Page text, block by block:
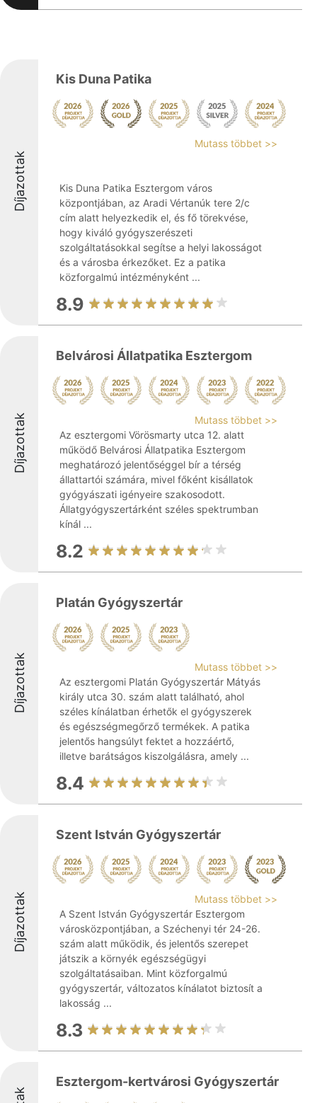
Díjazottak
Kis Duna Patika
Mutass többet >>
Kis Duna Patika Esztergom város
központjában, az Aradi Vértanúk tere 2/c
cím alatt helyezkedik el, és fő törekvése,
hogy kiváló gyógyszerészeti
szolgáltatásokkal segítse a helyi lakosságot
és a városba érkezőket. Ez a patika
közforgalmú intézményként ...
8.9
Díjazottak
Belvárosi Állatpatika Esztergom
Mutass többet >>
Az esztergomi Vörösmarty utca 12. alatt
működő Belvárosi Állatpatika Esztergom
meghatározó jelentőséggel bír a térség
állattartói számára, mivel főként kisállatok
gyógyászati igényeire szakosodott.
Állatgyógyszertárként széles spektrumban
kínál ...
8.2
Díjazottak
Platán Gyógyszertár
Mutass többet >>
Az esztergomi Platán Gyógyszertár Mátyás
király utca 30. szám alatt található, ahol
széles kínálatban érhetők el gyógyszerek
és egészségmegőrző termékek. A patika
jelentős hangsúlyt fektet a hozzáértő,
illetve barátságos kiszolgálásra, amely ...
8.4
Díjazottak
Szent István Gyógyszertár
Mutass többet >>
A Szent István Gyógyszertár Esztergom
városközpontjában, a Széchenyi tér 24-26.
szám alatt működik, és jelentős szerepet
játszik a környék egészségügyi
szolgáltatásaiban. Mint közforgalmú
gyógyszertár, változatos kínálatot biztosít a
lakosság ...
8.3
Esztergom-kertvárosi Gyógyszertár